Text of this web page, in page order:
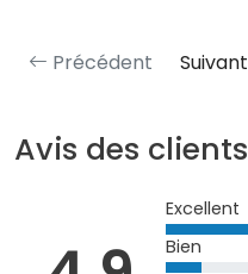
Précédent Suivant
Avis des clients
Excellent
Bien